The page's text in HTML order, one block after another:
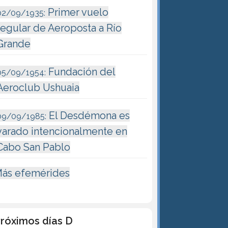
09/1935: Primer vuelo
de Aeroposta a Río
09/1954: Fundación del
Ushuaia
09/1985: El Desdémona es
intencionalmente en
San Pablo
efemérides
días D